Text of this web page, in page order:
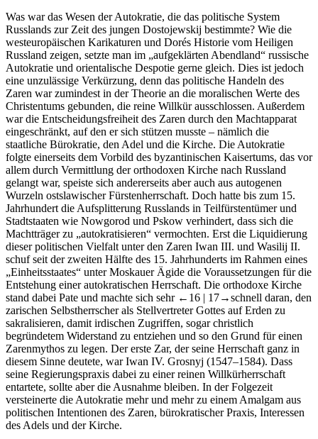
Was war das Wesen der Autokratie, die das politische System
Russlands zur Zeit des jungen Dostojewskij bestimmte? Wie die
westeuropäischen Karikaturen und Dorés Historie vom Heiligen
Russland zeigen, setzte man im „aufgeklärten Abendland“ russische
Autokratie und orientalische Despotie gerne gleich. Dies ist jedoch
eine unzulässige Verkürzung, denn das politische Handeln des
Zaren war zumindest in der Theorie an die moralischen Werte des
Christentums gebunden, die reine Willkür ausschlossen. Außerdem
war die Entscheidungsfreiheit des Zaren durch den Machtapparat
eingeschränkt, auf den er sich stützen musste – nämlich die
staatliche Bürokratie, den Adel und die Kirche. Die Autokratie
folgte einerseits dem Vorbild des byzantinischen Kaisertums, das vor
allem durch Vermittlung der orthodoxen Kirche nach Russland
gelangt war, speiste sich andererseits aber auch aus autogenen
Wurzeln ostslawischer Fürstenherrschaft. Doch hatte bis zum 15.
Jahrhundert die Aufsplitterung Russlands in Teilfürstentümer und
Stadtstaaten wie Nowgorod und Pskow verhindert, dass sich die
Machtträger zu „autokratisieren“ vermochten. Erst die Liquidierung
dieser politischen Vielfalt unter den Zaren Iwan III. und Wasilij II.
schuf seit der zweiten Hälfte des 15. Jahrhunderts im Rahmen eines
„Einheitsstaates“ unter Moskauer Ägide die Voraussetzungen für die
Entstehung einer autokratischen Herrschaft. Die orthodoxe Kirche
stand dabei Pate und machte sich sehr ←16 | 17→schnell daran, den
zarischen Selbstherrscher als Stellvertreter Gottes auf Erden zu
sakralisieren, damit irdischen Zugriffen, sogar christlich
begründetem Widerstand zu entziehen und so den Grund für einen
Zarenmythos zu legen. Der erste Zar, der seine Herrschaft ganz in
diesem Sinne deutete, war Iwan IV. Grosnyj (1547–1584). Dass
seine Regierungspraxis dabei zu einer reinen Willkürherrschaft
entartete, sollte aber die Ausnahme bleiben. In der Folgezeit
versteinerte die Autokratie mehr und mehr zu einem Amalgam aus
politischen Intentionen des Zaren, bürokratischer Praxis, Interessen
des Adels und der Kirche.